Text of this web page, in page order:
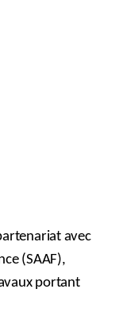
avec
(SAAF),
portant